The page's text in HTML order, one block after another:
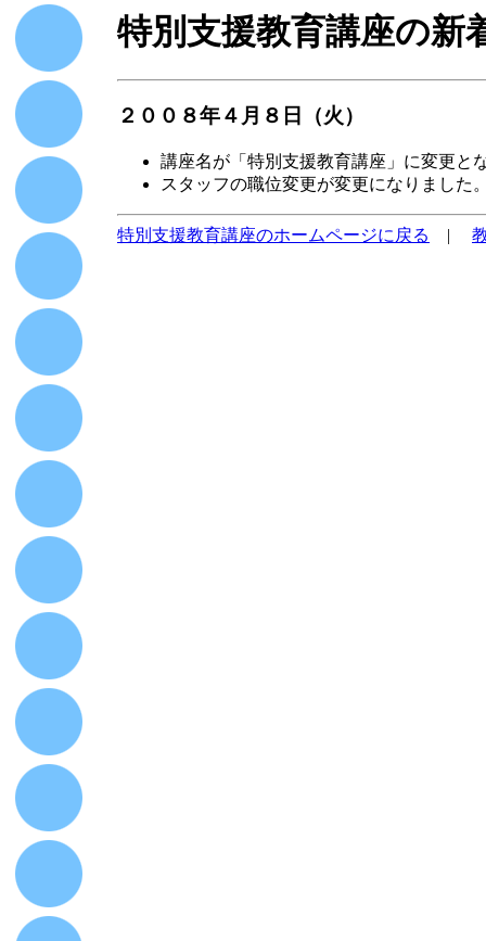
特別支援教育講座の新
２００８年４月８日（火）
講座名が「特別支援教育講座」に変更と
スタッフの職位変更が変更になりました
特別支援教育講座のホームページに戻る |